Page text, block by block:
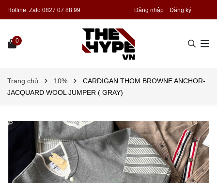
Hotline: Zalo 0827 07 88 99 Đăng nhập Đăng ký
0
Trang chủ 10%
CARDIGAN THOM BROWNE ANCHOR-
JACQUARD WOOL JUMPER ( GRAY)